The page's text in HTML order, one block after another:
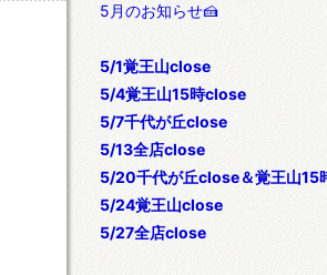
5月のお知らせ🍰
5/1覚王山close
5/4覚王山15時close
5/7千代が丘close
5/13全店close
5/20千代が丘close＆覚王山15
5/24覚王山close
5/27全店close